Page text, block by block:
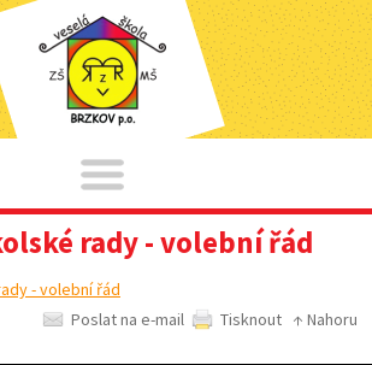
rady - volební řád
Poslat na e-mail Tisknout ↑ Nahoru